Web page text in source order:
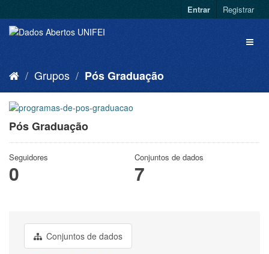
Entrar Registrar
Grupos Pós Graduação
Pós Graduação
Seguidores
0
Conjuntos de dados
7
Conjuntos de dados